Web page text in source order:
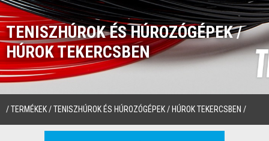
TENISZHÚROK ÉS HÚROZÓGÉPEK /
HÚROK TEKERCSBEN
/TERMÉKEK/TENISZHÚROK ÉS HÚROZÓGÉPEK/ HÚROK TEKERCSBEN /